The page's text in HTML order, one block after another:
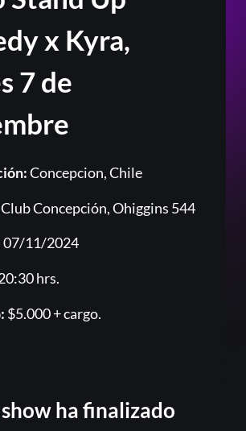
x Kyra,
7 de
Concepcion, Chile
Club Concepción, Ohiggins 544
07/11/2024
hrs.
$5.000+ cargo.
ha finalizado
la contraseña?